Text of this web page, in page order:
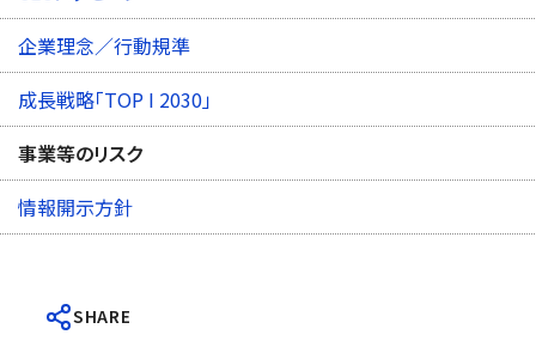
企業理念／行動規準
成長戦略「TOP I 2030」
事業等のリスク
情報開示方針
SHARE